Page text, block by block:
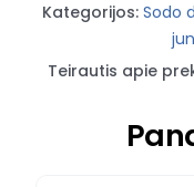
Kategorijos: Sodo
Teirautis apie